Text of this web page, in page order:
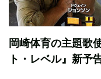
岡崎体育の主題歌
ト・レベル』新予